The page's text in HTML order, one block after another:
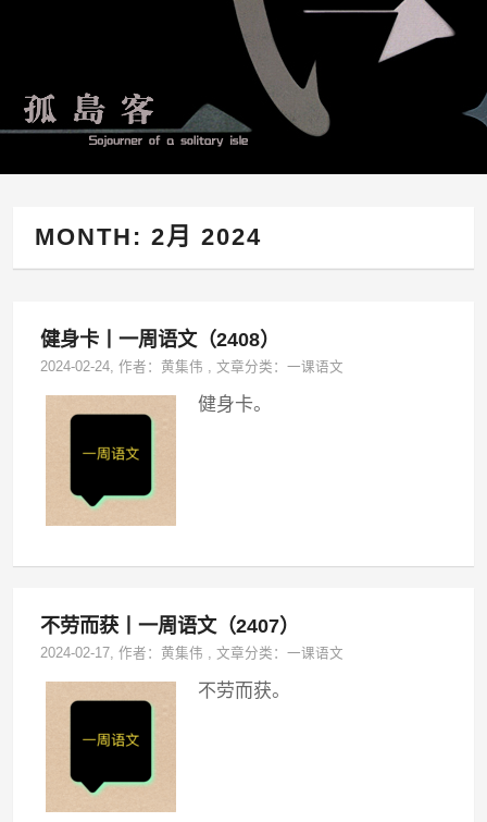
MONTH:2月 2024
健身卡丨一周语文（2408）
2024-02-24, 作者：黄集伟 ,文章分类：一课语文
健身卡。
不劳而获丨一周语文（2407）
2024-02-17, 作者：黄集伟 ,文章分类：一课语文
不劳而获。